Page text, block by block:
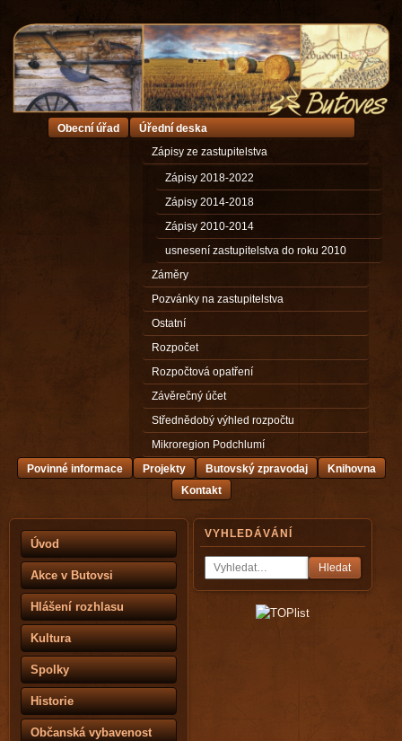
Úvod
Akce v Butovsi
Hlášení rozhlasu
Kultura
Spolky
Historie
Občanská vybavenost
VYHLEDÁVÁNÍ
Hledat
Obecní úřad
Úřední deska
Zápisy ze zastupitelstva
Zápisy 2018-2022
Zápisy 2014-2018
Zápisy 2010-2014
usnesení zastupitelstva do roku 2010
Záměry
Pozvánky na zastupitelstva
Ostatní
Rozpočet
Rozpočtová opatření
Závěrečný účet
Střednědobý výhled rozpočtu
Mikroregion Podchlumí
Povinné informace
Projekty Butovský zpravodaj
Knihovna
Kontakt